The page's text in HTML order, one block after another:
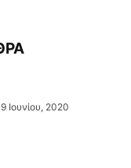
Ιουνίου, 2020